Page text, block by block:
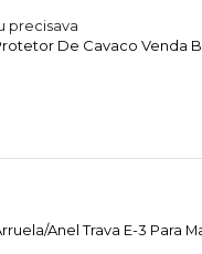
precisava
De Cavaco Venda
Anel Trava E-3 Para